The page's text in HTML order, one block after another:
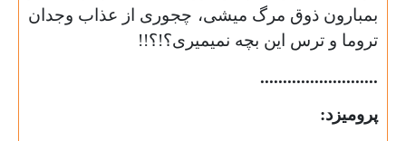
بمبارون ذوق مرگ میشی، چجوری از عذاب وجدان
تروما و ترس این بچه نمیمیری؟!؟!!
..........................
پرومیزد: